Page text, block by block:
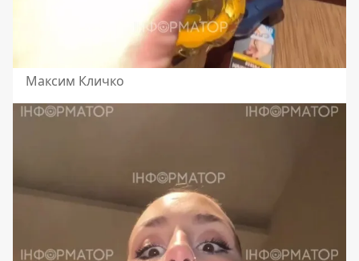
Максим Кличко